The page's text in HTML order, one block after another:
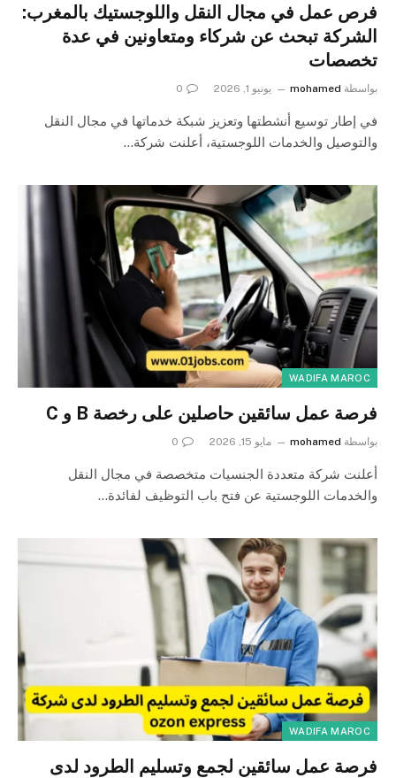
فرص عمل في مجال النقل واللوجستيك بالمغرب:
الشركة تبحث عن شركاء ومتعاونين في عدة
تخصصات
بواسطة mohamed يونيو 1, 2026 0
في إطار توسيع أنشطتها وتعزيز شبكة خدماتها في مجال النقل
والتوصيل والخدمات اللوجستية، أعلنت شركة…
WADIFA MAROC
فرصة عمل سائقين حاصلين على رخصة B و C
بواسطة mohamed مايو 15, 2026 0
أعلنت شركة متعددة الجنسيات متخصصة في مجال النقل
والخدمات اللوجستية عن فتح باب التوظيف لفائدة…
WADIFA MAROC
فرصة عمل سائقين لجمع وتسليم الطرود لدى